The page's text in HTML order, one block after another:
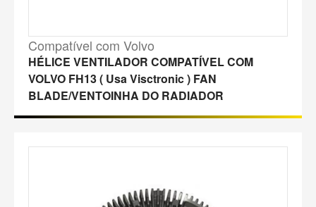
Compatível com Volvo
HÉLICE VENTILADOR COMPATÍVEL COM
VOLVO FH13 ( Usa Visctronic ) FAN
BLADE/VENTOINHA DO RADIADOR